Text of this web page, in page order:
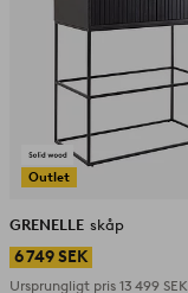
Outlet
GRENELLE skåp
6 749 SEK
Ursprungligt pris 13 499 SEK